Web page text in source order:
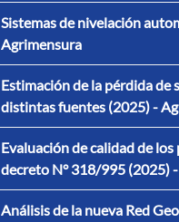
Sistemas de nivelación
Agrimensura
Estimación de la pérdida de
distintas fuentes (2025) -
Evaluación de calidad de
decreto N° 318/995 (2025)
Análisis de la nueva Red